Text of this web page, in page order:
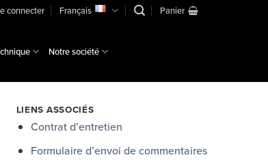
connecter Français Panier
Notre société
LIENS ASSOCIÉS
Contrat d’entretien
Formulaire d’envoi de commentaires